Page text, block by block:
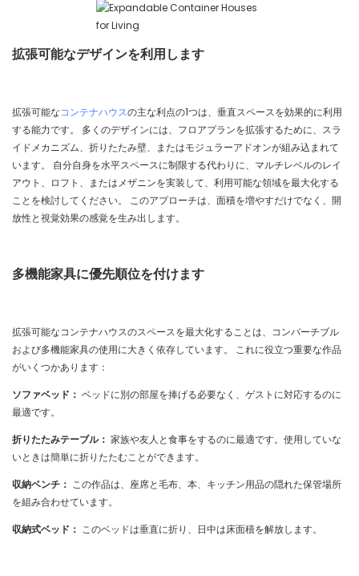
拡張可能なデザインを利用します
拡張可能なコンテナハウスの主な利点の1つは、垂直スペースを効果的に利用
する能力です。 多くのデザインには、フロアプランを拡張するために、スラ
イドメカニズム、折りたたみ壁、またはモジュラーアドオンが組み込まれて
います。 自分自身を水平スペースに制限する代わりに、マルチレベルのレイ
アウト、ロフト、またはメザニンを実装して、利用可能な領域を最大化する
ことを検討してください。 このアプローチは、面積を増やすだけでなく、開
放性と視覚効果の感覚を生み出します。
多機能家具に優先順位を付けます
拡張可能なコンテナハウスのスペースを最大化することは、コンバーチブル
および多機能家具の使用に大きく依存しています。 これに役立つ重要な作品
がいくつかあります：
ソファベッド： ベッドに別の部屋を捧げる必要なく、ゲストに対応するのに
最適です。
折りたたみテーブル： 家族や友人と食事をするのに最適です。使用していな
いときは簡単に折りたたむことができます。
収納ベンチ： この作品は、座席と毛布、本、キッチン用品の隠れた保管場所
を組み合わせています。
収納式ベッド： このベッドは垂直に折り、日中は床面積を解放します。